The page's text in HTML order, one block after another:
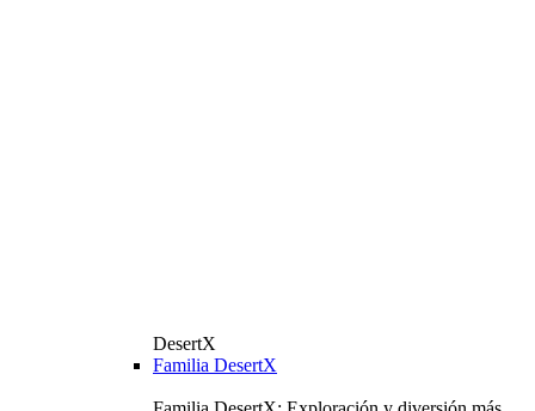
DesertX
Familia DesertX